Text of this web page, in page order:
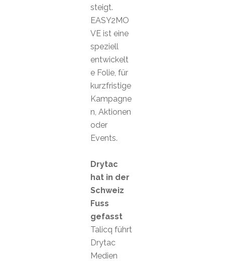
steigt.
EASY2MO
VE ist eine
speziell
entwickelt
e Folie, für
kurzfristige
Kampagne
n, Aktionen
oder
Events.
Drytac
hat in der
Schweiz
Fuss
gefasst
Talicq führt
Drytac
Medien